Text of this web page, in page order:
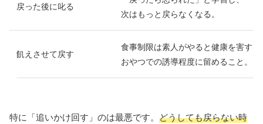
戻った後に叱る
次はもっと戻らなくなる。
飢えさせて戻す
食事制限は素人がやると健康を害する
おやつでの誘導程度に留めること。
特に「追いかけ回す」のは最悪です。 どうしても戻らない時